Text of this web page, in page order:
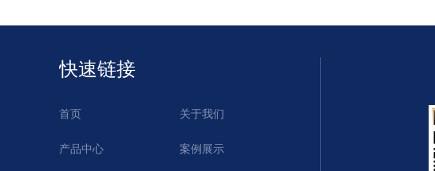
快速链接
首页 关于我们
产品中心 案例展示